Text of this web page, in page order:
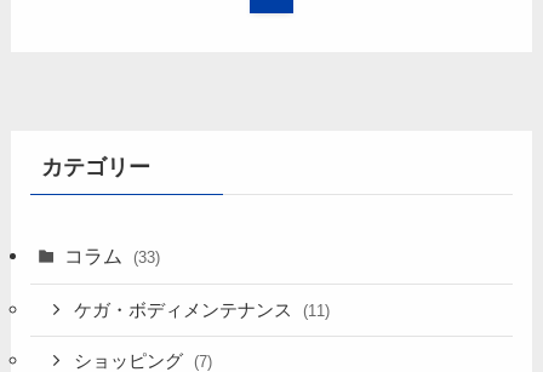
カテゴリー
コラム (33)
ケガ・ボディメンテナンス (11)
ショッピング (7)